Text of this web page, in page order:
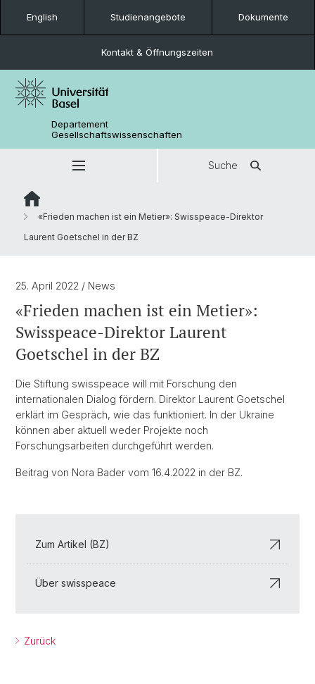
English Studienangebote Dokumente
Kontakt & Öffnungszeiten
Departement
Gesellschaftswissenschaften
Suche
«Frieden machen ist ein Metier»: Swisspeace-Direktor
Laurent Goetschel in der BZ
25. April 2022 / News
«Frieden machen ist ein Metier»:
Swisspeace-Direktor Laurent
Goetschel in der BZ
Die Stiftung swisspeace will mit Forschung den
internationalen Dialog fördern. Direktor Laurent Goetschel
erklärt im Gespräch, wie das funktioniert. In der Ukraine
können aber aktuell weder Projekte noch
Forschungsarbeiten durchgeführt werden.
Beitrag von Nora Bader vom 16.4.2022 in der BZ.
Zum Artikel (BZ)
Über swisspeace
Zurück